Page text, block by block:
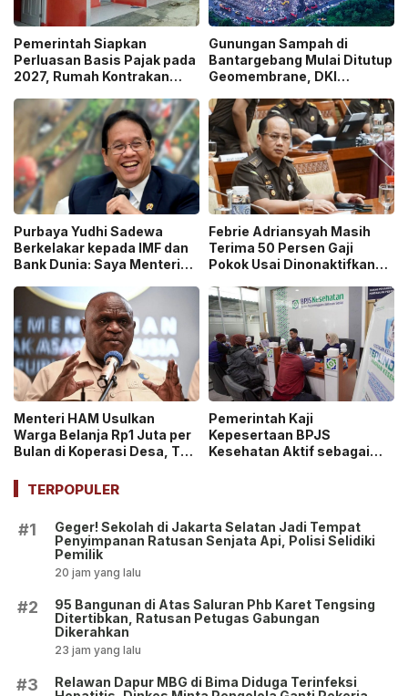
Pemerintah Siapkan
Perluasan Basis Pajak pada
2027, Rumah Kontrakan
Pengawasan!
Gunungan Sampah di
Bantargebang Mulai Ditutup
Geomembrane, DKI
Sistem Open Dumping!
Purbaya Yudhi Sadewa
Berkelakar kepada IMF dan
Bank Dunia: Saya Menteri
Beruntung di Dunia!
Febrie Adriansyah Masih
Terima 50 Persen Gaji
Pokok Usai Dinonaktifkan
ASN Dihentikan!
Menteri HAM Usulkan
Warga Belanja Rp1 Juta per
Bulan di Koperasi Desa, Tuai
Pemerintah Kaji
Kepesertaan BPJS
Kesehatan Aktif sebagai
TERPOPULER
#1
Geger! Sekolah di Jakarta Selatan Jadi Tempat
Penyimpanan Ratusan Senjata Api, Polisi Selidiki
Pemilik
20 jam yang lalu
#2
95 Bangunan di Atas Saluran Phb Karet Tengsing
Ditertibkan, Ratusan Petugas Gabungan
Dikerahkan
23 jam yang lalu
#3
Relawan Dapur MBG di Bima Diduga Terinfeksi